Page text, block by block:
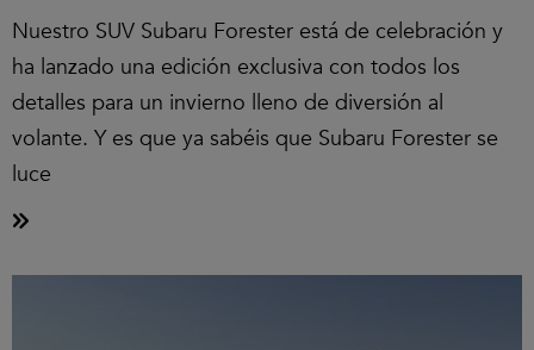
Nuestro SUV Subaru Forester está de celebración y
ha lanzado una edición exclusiva con todos los
detalles para un invierno lleno de diversión al
volante. Y es que ya sabéis que Subaru Forester se
luce